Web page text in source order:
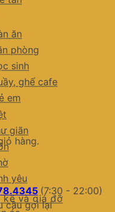
ăn
phòng
sinh
ghế cafe
em
giãn
yêu
kệ và giá đỡ
hàng.
(7:30 - 22:00)
cầu gọi lại